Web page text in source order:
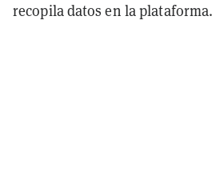
recopila datos en la plataforma.